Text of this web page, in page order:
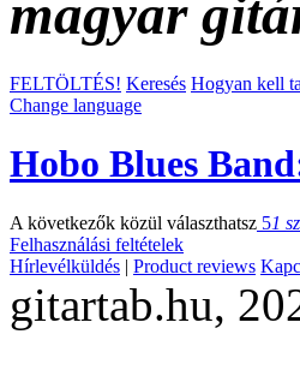
magyar
FELTÖLTÉS! Keresés Hogyan kell
Change language
Hobo Blues
A következők közül választhatsz 51
Felhasználási feltételek
Hírlevélküldés | Product reviews
gitartab.hu,